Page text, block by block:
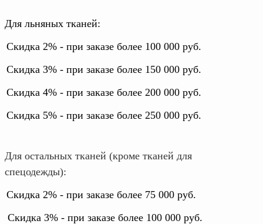
Для льняных тканей:
Скидка 2% - при заказе более 100 000 руб.
Скидка 3% - при заказе более 150 000 руб.
Скидка 4% - при заказе более 200 000 руб.
Скидка 5% - при заказе более 250 000 руб.
Для остальных тканей (кроме тканей для
спецодежды):
Скидка 2% - при заказе более 75 000 руб.
Скидка 3% - при заказе более 100 000 руб.